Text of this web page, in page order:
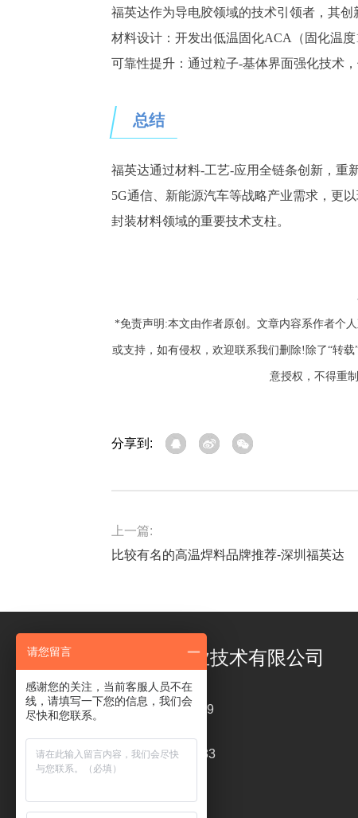
福英达作为导电胶领域的技术引领者，其创
材料设计：开发出低温固化ACA（固化温度
可靠性提升：通过粒子-基体界面强化技术
总结
福英达通过材料-工艺-应用全链条创新，重
5G通信、新能源汽车等战略产业需求，更
封装材料领域的重要技术支柱。
*免责声明:本文由作者原创。文章内容系作者个
或支持，如有侵权，欢迎联系我们删除!除了“转
意授权，不得重
分享到:
上一篇:
比较有名的高温焊料品牌推荐-深圳福英达
深圳市福英达工业技术有限公司
电话 ： 18126319449
传真 : 0755-26820233
liping@szfitech.com
请您留言
感谢您的关注，当前客服人员不在
线，请填写一下您的信息，我们会
尽快和您联系。